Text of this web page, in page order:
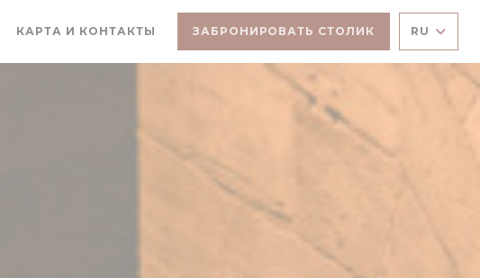
В НОВОМ ОКНЕ))
((ОТКРЫВАЕТСЯ В НОВОМ ОКНЕ))
КАРТА И КОНТАКТЫ ЗАБРОНИРОВАТЬ СТОЛИК RU